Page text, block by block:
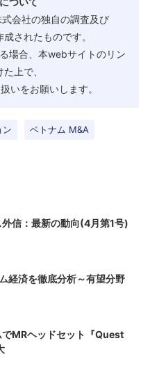
会社の独自の調査及び
されたものです。
場合、本webサイトのリン
上で、
いをお願いします。
ン ベトナム M&A
信：最新の動向(4月第1号)
経済を徹底分析～有望分野
でMRヘッドセット『Quest